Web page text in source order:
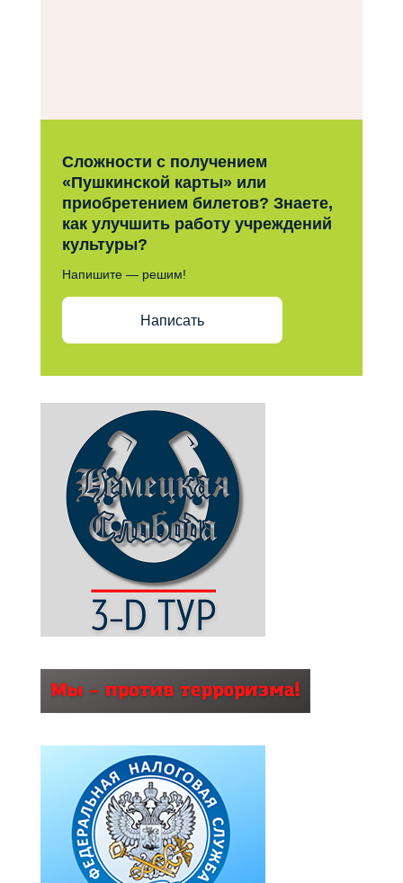
Сложности с получением
«Пушкинской карты» или
приобретением билетов? Знаете,
как улучшить работу учреждений
культуры?
Напишите — решим!
Написать